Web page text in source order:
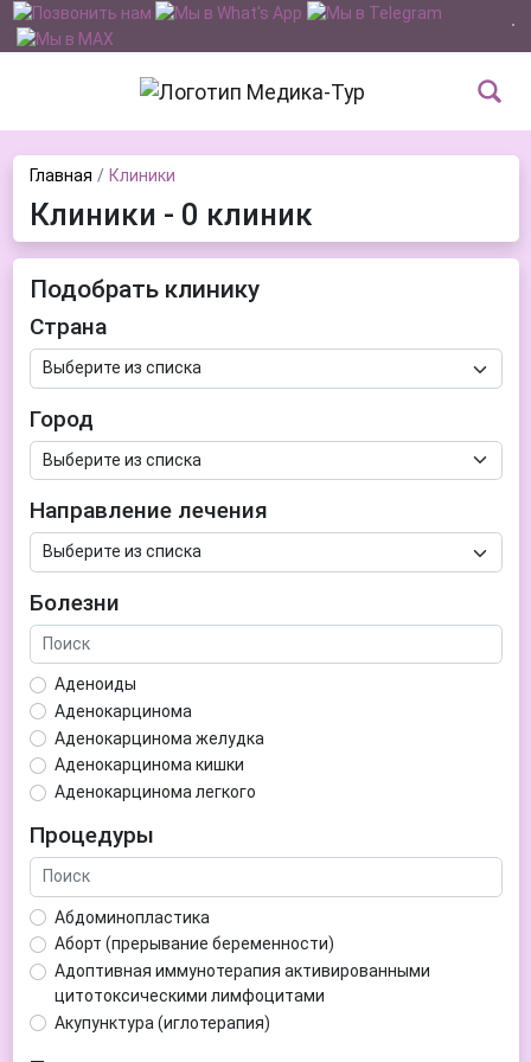
Главная Клиники
Клиники - 0 клиник
Подобрать клинику
Страна
Город
Направление лечения
Болезни
Аденоиды
Аденокарцинома
Аденокарцинома желудка
Аденокарцинома кишки
Аденокарцинома легкого
Аденома гипофиза
Аденома простаты
Аденома щитовидной железы
Аденомиоз
Адентия
Азооспермия
Акне (угри)
Алкоголизм
Процедуры
Абдоминопластика
Аборт (прерывание беременности)
Адоптивная иммунотерапия активированными
цитотоксическими лимфоцитами
Акупунктура (иглотерапия)